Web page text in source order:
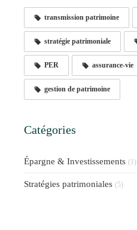
transmission patrimoine
stratégie patrimoniale
PER assurance-vie
gestion de patrimoine
Catégories
Épargne & Investissements (1)
Stratégies patrimoniales (5)